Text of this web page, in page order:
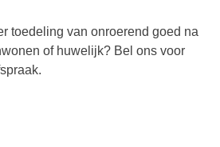
toedeling van onroerend goed na
of huwelijk? Bel ons voor